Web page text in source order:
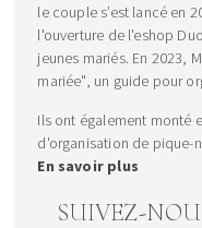
le couple s’est lancé en
l'ouverture de l'eshop
jeunes mariés. En 2023,
mariée", un guide pour
Ils ont également monté
d'organisation de pique-
En savoir plus
SUIVEZ-